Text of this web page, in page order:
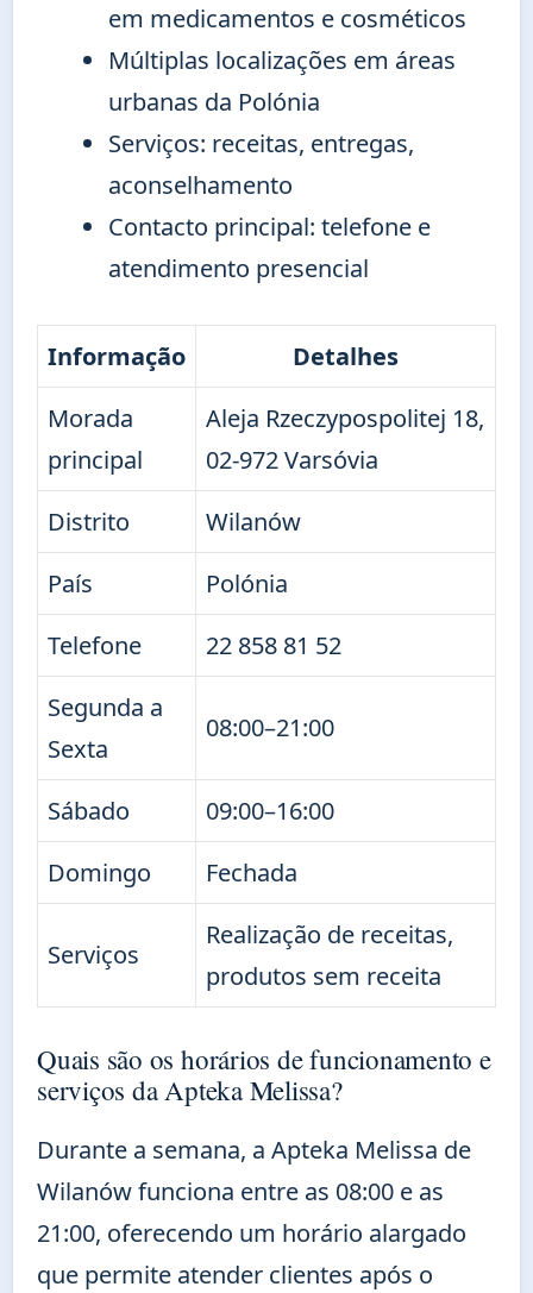
em medicamentos e cosméticos
Múltiplas localizações em áreas
urbanas da Polónia
Serviços: receitas, entregas,
aconselhamento
Contacto principal: telefone e
atendimento presencial
Informação
Detalhes
Morada
principal
Aleja Rzeczypospolitej 18,
02-972 Varsóvia
Distrito
Wilanów
País
Polónia
Telefone
22 858 81 52
Segunda a
Sexta
08:00–21:00
Sábado
09:00–16:00
Domingo
Fechada
Serviços
Realização de receitas,
produtos sem receita
Quais são os horários de funcionamento e
serviços da Apteka Melissa?
Durante a semana, a Apteka Melissa de
Wilanów funciona entre as 08:00 e as
21:00, oferecendo um horário alargado
que permite atender clientes após o